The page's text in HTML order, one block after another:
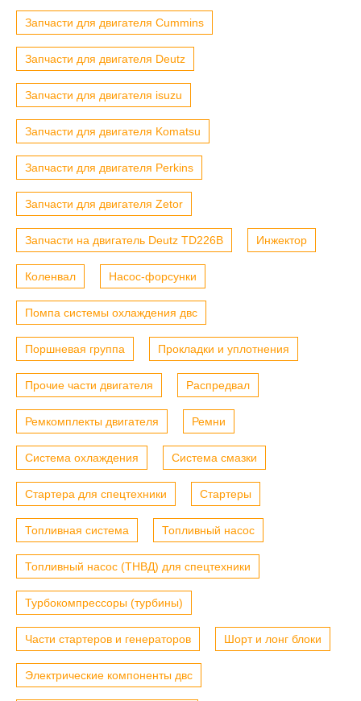
Запчасти для двигателя Cummins
Запчасти для двигателя Deutz
Запчасти для двигателя isuzu
Запчасти для двигателя Komatsu
Запчасти для двигателя Perkins
Запчасти для двигателя Zetor
Запчасти на двигатель Deutz TD226B Инжектор
Коленвал Насос-форсунки
Помпа системы охлаждения двс
Поршневая группа Прокладки и уплотнения
Прочие части двигателя Распредвал
Ремкомплекты двигателя Ремни
Система охлаждения Система смазки
Стартера для спецтехники Стартеры
Топливная система Топливный насос
Топливный насос (ТНВД) для спецтехники
Турбокомпрессоры (турбины)
Части стартеров и генераторов Шорт и лонг блоки
Электрические компоненты двс